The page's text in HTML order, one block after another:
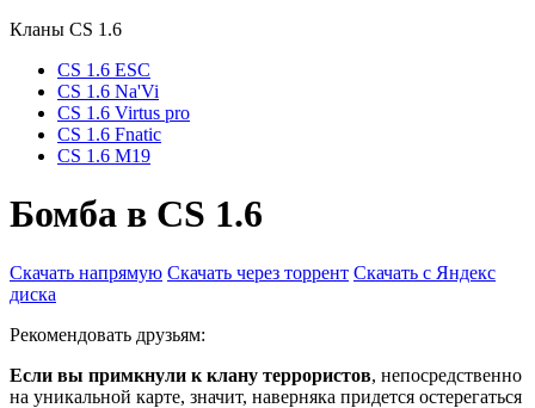
Кланы СS 1.6
CS 1.6 ESC
CS 1.6 Na'Vi
CS 1.6 Virtus pro
CS 1.6 Fnatic
CS 1.6 M19
Бомба в CS 1.6
Скачать напрямую Скачать через торрент Скачать с Яндекс
диска
Рекомендовать друзьям:
Если вы примкнули к клану террористов, непосредственно
на уникальной карте, значит, наверняка придется остерегаться